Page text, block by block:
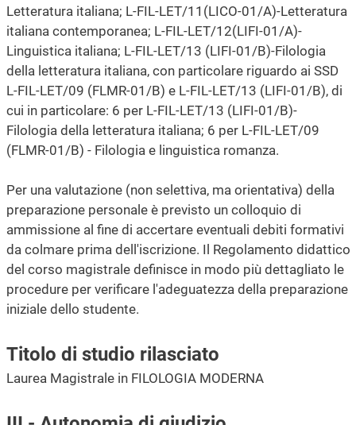
Letteratura italiana; L-FIL-LET/11(LICO-01/A)-Letteratura
italiana contemporanea; L-FIL-LET/12(LIFI-01/A)-
Linguistica italiana; L-FIL-LET/13 (LIFI-01/B)-Filologia
della letteratura italiana, con particolare riguardo ai SSD
L-FIL-LET/09 (FLMR-01/B) e L-FIL-LET/13 (LIFI-01/B), di
cui in particolare: 6 per L-FIL-LET/13 (LIFI-01/B)-
Filologia della letteratura italiana; 6 per L-FIL-LET/09
(FLMR-01/B) - Filologia e linguistica romanza.
Per una valutazione (non selettiva, ma orientativa) della
preparazione personale è previsto un colloquio di
ammissione al fine di accertare eventuali debiti formativi
da colmare prima dell'iscrizione. Il Regolamento didattico
del corso magistrale definisce in modo più dettagliato le
procedure per verificare l'adeguatezza della preparazione
iniziale dello studente.
Titolo di studio rilasciato
Laurea Magistrale in FILOLOGIA MODERNA